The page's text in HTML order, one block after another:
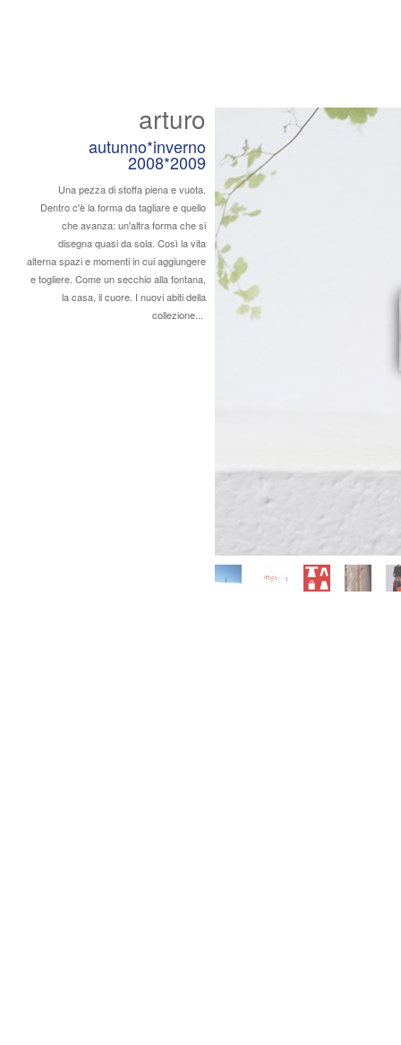
arturo
autunno*inverno
2008*2009
Una pezza di stoffa piena e vuota.
Dentro c'è la forma da tagliare e quello
che avanza: un'altra forma che si
disegna quasi da sola. Così la vita
alterna spazi e momenti in cui aggiungere
e togliere. Come un secchio alla fontana,
la casa, il cuore. I nuovi abiti della
collezione...